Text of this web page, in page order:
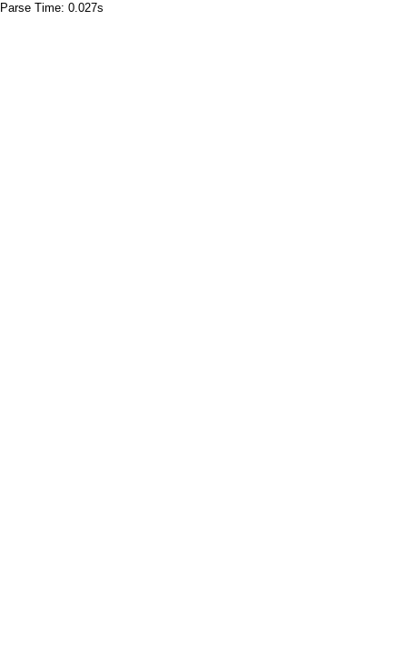
Parse Time: 0.027s